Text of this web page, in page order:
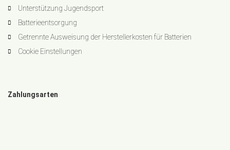
Unterstützung Jugendsport
Batterieentsorgung
Getrennte Ausweisung der Herstellerkosten für Batterien
Cookie Einstellungen
Zahlungsarten